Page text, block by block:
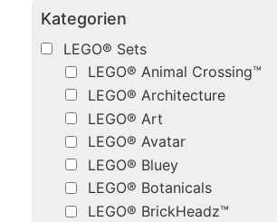
Kategorien
LEGO® Sets
LEGO® Animal Crossing™
LEGO® Architecture
LEGO® Art
LEGO® Avatar
LEGO® Bluey
LEGO® Botanicals
LEGO® BrickHeadz™